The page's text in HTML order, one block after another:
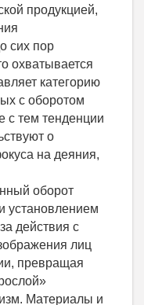
продукцией,
сих пор
охватывается
категорию
с оборотом
с тем тенденции
о
на деяния,
оборот
установлением
действия с
лиц
превращая
Материалы и